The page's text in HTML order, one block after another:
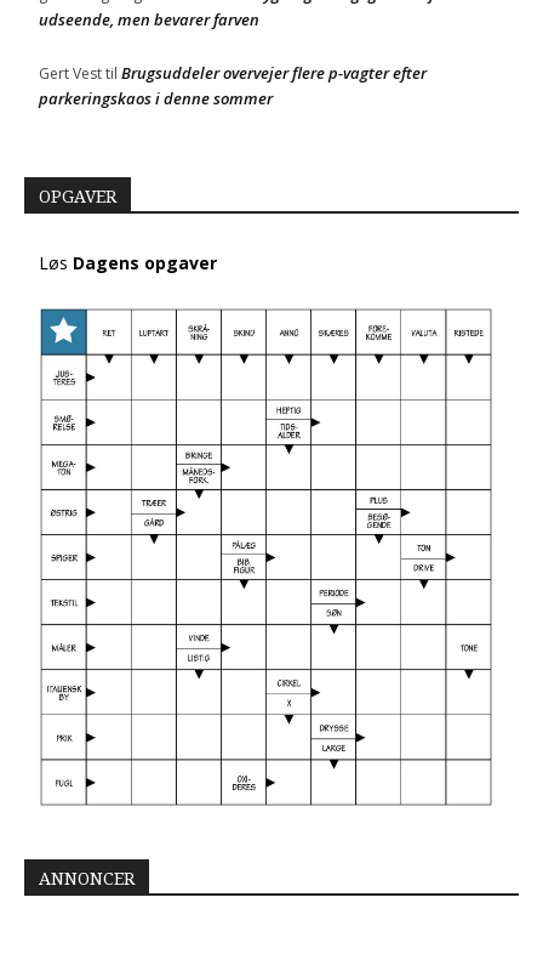
udseende, men bevarer farven
Gert Vesttil Brugsuddeler overvejer flere p-vagter efter
parkeringskaos i denne sommer
OPGAVER
Løs Dagens opgaver
ANNONCER